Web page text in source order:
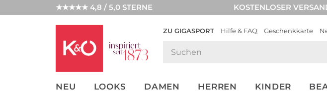
★★★★★ 4,8 / 5,0 STERNE KOSTENLOSER
ZU GIGASPORT Hilfe & FAQ Geschenkkarte
NEU LOOKS DAMEN HERREN KINDER
NEW IN
WEDDING